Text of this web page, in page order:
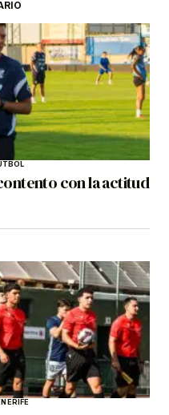
con la actitud